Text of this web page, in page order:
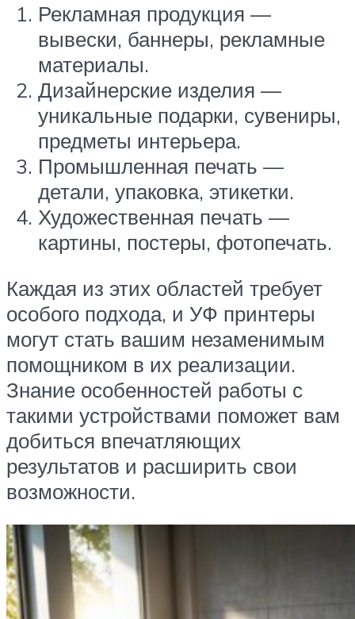
Рекламная продукция —
вывески, баннеры, рекламные
материалы.
Дизайнерские изделия —
уникальные подарки, сувениры,
предметы интерьера.
Промышленная печать —
детали, упаковка, этикетки.
Художественная печать —
картины, постеры, фотопечать.
Каждая из этих областей требует
особого подхода, и УФ принтеры
могут стать вашим незаменимым
помощником в их реализации.
Знание особенностей работы с
такими устройствами поможет вам
добиться впечатляющих
результатов и расширить свои
возможности.